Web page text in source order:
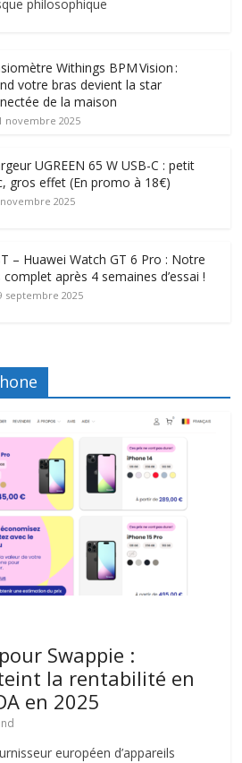
philosophique
Withings BPM Vision :
votre bras devient la star
de la maison
novembre 2025
UGREEN 65 W USB-C : petit
gros effet (En promo à 18€)
2025
– Huawei Watch GT 6 Pro : Notre
complet après 4 semaines d’essai !
septembre 2025
Swappie :
la rentabilité en
en 2025
européen d’appareils